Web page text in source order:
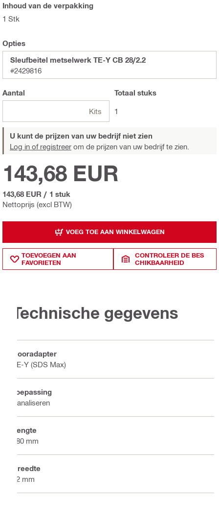
Inhoud van de verpakking
1 Stk
Opties
Sleufbeitel metselwerk TE-Y CB 28/2.2
#2429816
Aantal
Kits
Totaal stuks
1
U kunt de prijzen van uw bedrijf niet zien
Log in of registreer om de prijzen van uw bedrijf te zien.
Nettoprijs (excl BTW)
143,68 EUR
143,68 EUR / 1 stuk
VOEG TOE AAN WINKELWAGEN
TOEVOEGEN AAN
FAVORIETEN
CONTROLEER DE BES
CHIKBAARHEID
Technische gegevens
Booradapter
TE-Y (SDS Max)
Toepassing
Kanaliseren
Lengte
280 mm
Breedte
22 mm